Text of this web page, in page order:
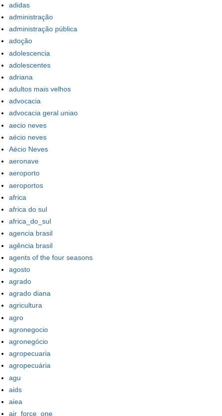
adidas
administração
administração pública
adoção
adolescencia
adolescentes
adriana
adultos mais velhos
advocacia
advocacia geral uniao
aecio neves
aécio neves
Aécio Neves
aeronave
aeroporto
aeroportos
africa
africa do sul
africa_do_sul
agencia brasil
agência brasil
agents of the four seasons
agosto
agrado
agrado diana
agricultura
agro
agronegocio
agronegócio
agropecuaria
agropecuária
agu
aids
aiea
air_force_one